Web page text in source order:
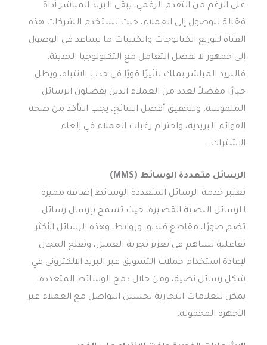
على الرغم من التقدم الرقمي، يبقى البريد المباشر أداة
فعّالة للوصول إلى العملاء، حيث تستخدم الشركات هذه
القناة لتوزيع الكتالوجات والكتيبات ما يساعد في الوصول
إلى جمهور لا يفضل التعامل مع التكنولوجيا الحديثة،
فالبريد المباشر يملك تأثيرًا قويًا في جذب الانتباه، ويظل
خيارًا مفضلاً لعدد من العملاء الذين يفضلون الرسائل
الملموسة، ولتحقيق أفضل النتائج، يجب التأكد من صحة
القوائم البريدية، واحترام رغبات العملاء في إلغاء
الاشتراك.
الرسائل متعددة الوسائط (MMS)
تعتبر خدمة الرسائل المتعددة الوسائط إضافة مميزة
للرسائل النصية القصيرة، حيث تسمح بإرسال رسائل
تضم صورًا، مقاطع فيديو، وروابط، وهذه الرسائل الأكثر
تفاعلية تساهم في تعزيز تجربة العميل، وتفتح المجال
لإعادة استخدام حملات التسويق عبر البريد الإلكتروني في
شكل رسائل نصية، ومن خلال دمج الوسائط المتعددة،
يمكن للعلامات التجارية تحسين التواصل مع العملاء عبر
الأجهزة المحمولة.